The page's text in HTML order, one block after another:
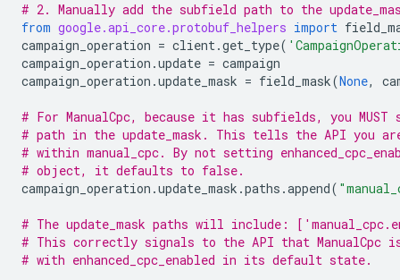
# 2. Manually add the subfield path to the
from google.api_core.protobuf_helpers import
campaign_operation = client.get_type(
campaign_operation .update = campaign
campaign_operation .update_mask = field_mask(None,
# For ManualCpc, because it has subfields, you
# path in the update_mask. This tells the API you
# within manual_cpc. By not setting
# object, it defaults to false.
campaign_operation .update_mask .paths .append(
# The update_mask paths will include:
# This correctly signals to the API that ManualCpc
# with enhanced_cpc_enabled in its default state.